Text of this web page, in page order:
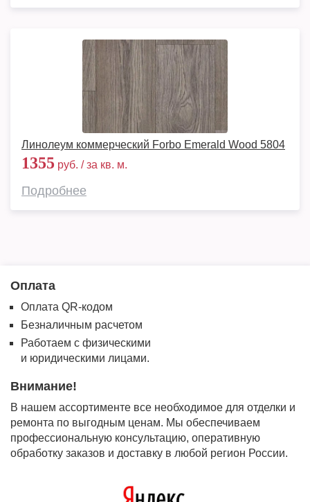
Линолеум коммерческий Forbo Emerald Wood 5804
1355 руб. / за кв. м.
Подробнее
Оплата
Оплата QR-кодом
Безналичным расчетом
Работаем с физическими
и юридическими лицами.
Внимание!
В нашем ассортименте все необходимое для отделки и
ремонта по выгодным ценам. Мы обеспечиваем
профессиональную консультацию, оперативную
обработку заказов и доставку в любой регион России.